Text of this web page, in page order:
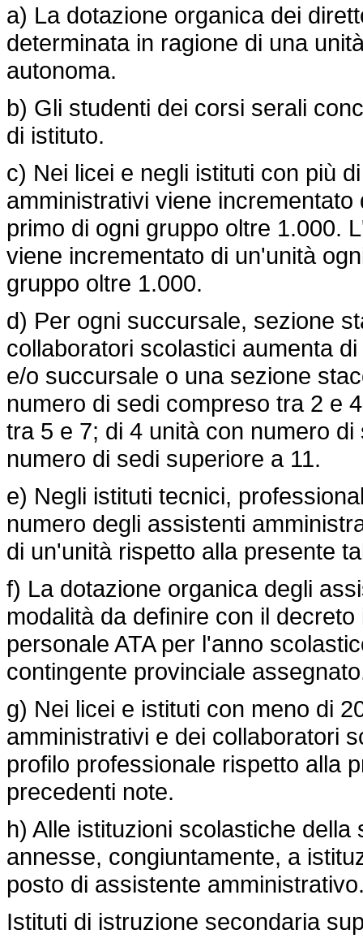
a) La dotazione organica dei
determinata in ragione di una
autonoma.
b) Gli studenti dei corsi serali
di istituto.
c) Nei licei e negli istituti con più
amministrativi viene
primo di ogni gruppo oltre 1.000.
viene incrementato di un'unità
gruppo oltre 1.000.
d) Per ogni succursale, sezione
collaboratori scolastici aumenta
e/o succursale o una sezione
numero di sedi compreso tra 2 e
tra 5 e 7; di 4 unità con numero
numero di sedi superiore a 11.
e) Negli istituti tecnici,
numero degli assistenti
di un'unità rispetto alla presente
f) La dotazione organica degli
modalità da definire con il
personale ATA per l'anno
contingente provinciale
g) Nei licei e istituti con meno di
amministrativi e dei collaboratori
profilo professionale rispetto alla
precedenti note.
h) Alle istituzioni scolastiche
annesse, congiuntamente, a
posto di assistente
Istituti di istruzione secondaria